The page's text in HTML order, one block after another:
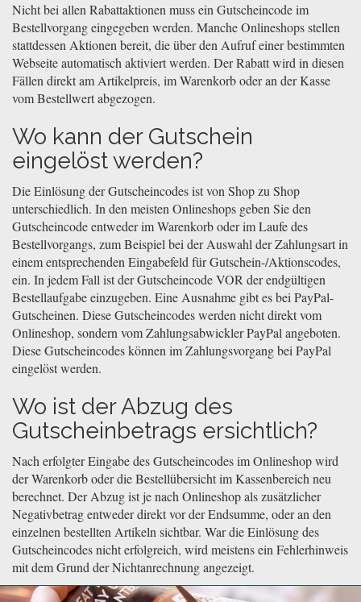
Nicht bei allen Rabattaktionen muss ein Gutscheincode im
Bestellvorgang eingegeben werden. Manche Onlineshops stellen
stattdessen Aktionen bereit, die über den Aufruf einer bestimmten
Webseite automatisch aktiviert werden. Der Rabatt wird in diesen
Fällen direkt am Artikelpreis, im Warenkorb oder an der Kasse
vom Bestellwert abgezogen.
Wo kann der Gutschein
eingelöst werden?
Die Einlösung der Gutscheincodes ist von Shop zu Shop
unterschiedlich. In den meisten Onlineshops geben Sie den
Gutscheincode entweder im Warenkorb oder im Laufe des
Bestellvorgangs, zum Beispiel bei der Auswahl der Zahlungsart in
einem entsprechenden Eingabefeld für Gutschein-/Aktionscodes,
ein. In jedem Fall ist der Gutscheincode VOR der endgültigen
Bestellaufgabe einzugeben. Eine Ausnahme gibt es bei PayPal-
Gutscheinen. Diese Gutscheincodes werden nicht direkt vom
Onlineshop, sondern vom Zahlungsabwickler PayPal angeboten.
Diese Gutscheincodes können im Zahlungsvorgang bei PayPal
eingelöst werden.
Wo ist der Abzug des
Gutscheinbetrags ersichtlich?
Nach erfolgter Eingabe des Gutscheincodes im Onlineshop wird
der Warenkorb oder die Bestellübersicht im Kassenbereich neu
berechnet. Der Abzug ist je nach Onlineshop als zusätzlicher
Negativbetrag entweder direkt vor der Endsumme, oder an den
einzelnen bestellten Artikeln sichtbar. War die Einlösung des
Gutscheincodes nicht erfolgreich, wird meistens ein Fehlerhinweis
mit dem Grund der Nichtanrechnung angezeigt.